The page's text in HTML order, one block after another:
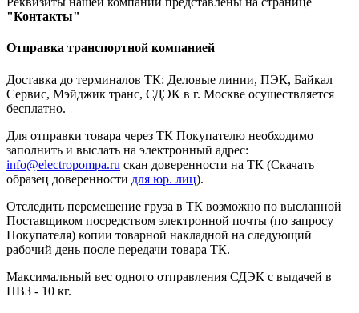
"Контакты"
Отправка транспортной компанией
Доставка до терминалов ТК: Деловые линии, ПЭК, Байкал
Сервис, Мэйджик транс, СДЭК в г. Москве осуществляется
бесплатно.
Для отправки товара через ТК Покупателю необходимо
заполнить и выслать на электронный адрес:
info@electropompa.ru скан доверенности на ТК (Скачать
образец доверенности для юр. лиц).
Отследить перемещение груза в ТК возможно по высланной
Поставщиком посредством электронной почты (по запросу
Покупателя) копии товарной накладной на следующий
рабочий день после передачи товара ТК.
Максимальный вес одного отправления СДЭК с выдачей в
ПВЗ - 10 кг.